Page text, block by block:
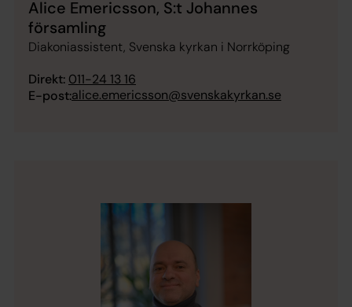
Alice Emericsson, S:t Johannes
församling
Diakoniassistent, Svenska kyrkan i Norrköping
Direkt: 011-24 13 16
E-post:alice.emericsson@svenskakyrkan.se